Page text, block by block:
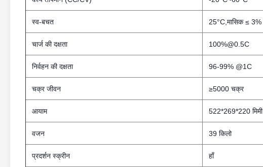
स्व-बचत 25°C,मासिक ≤ 3%
चार्ज की दक्षता 100%@0.5C
निर्वहन की दक्षता 96-99% @1C
चक्र जीवन ≥5000 चक्र
आयाम 522*269*220 मिमी
वजन 39 किलो
प्रदर्शन स्क्रीन हाँ